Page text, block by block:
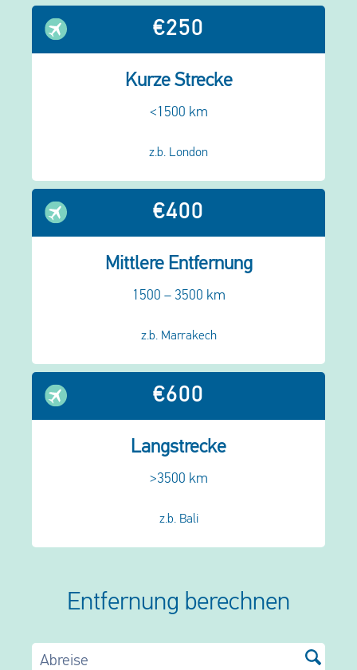
€250
Kurze Strecke
<1500 km
z.b. London
€400
Mittlere Entfernung
1500 – 3500 km
z.b. Marrakech
€600
Langstrecke
>3500 km
z.b. Bali
Entfernung berechnen
Abreise